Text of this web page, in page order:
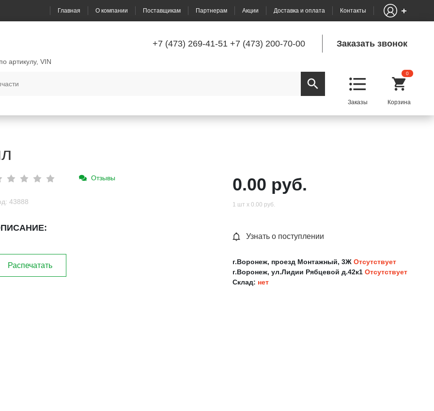
Главная О компании Поставщикам Партнерам Акции Доставка и оплата Контакты
+7 (473) 269-41-51 +7 (473) 200-70-00 Заказать звонок
по артикулу, VIN
0
Отзывы
43888
Распечатать
0.00 руб.
1 шт х 0.00 руб.
Узнать о поступлении
г.Воронеж, проезд Монтажный, 3Ж Отсутствует
г.Воронеж, ул.Лидии Рябцевой д.42к1 Отсутствует
Склад: нет